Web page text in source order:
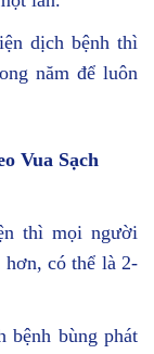
dịch bệnh thì
năm để luôn
Vua Sạch
thì mọi người
hơn, có thể là 2-
bệnh bùng phát